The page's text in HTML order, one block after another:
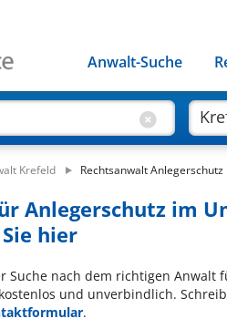
Anwalt-Suche
Krefeld Rechtsanwalt Anlegerschutz
Anlegerschutz im
hier
Suche nach dem richtigen Anwalt
und unverbindlich.
.